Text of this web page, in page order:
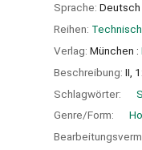
Sprache: Deutsch
Reihen:
Verlag: München :
Beschreibung: II,
Schlagwörter:
Genre/Form: